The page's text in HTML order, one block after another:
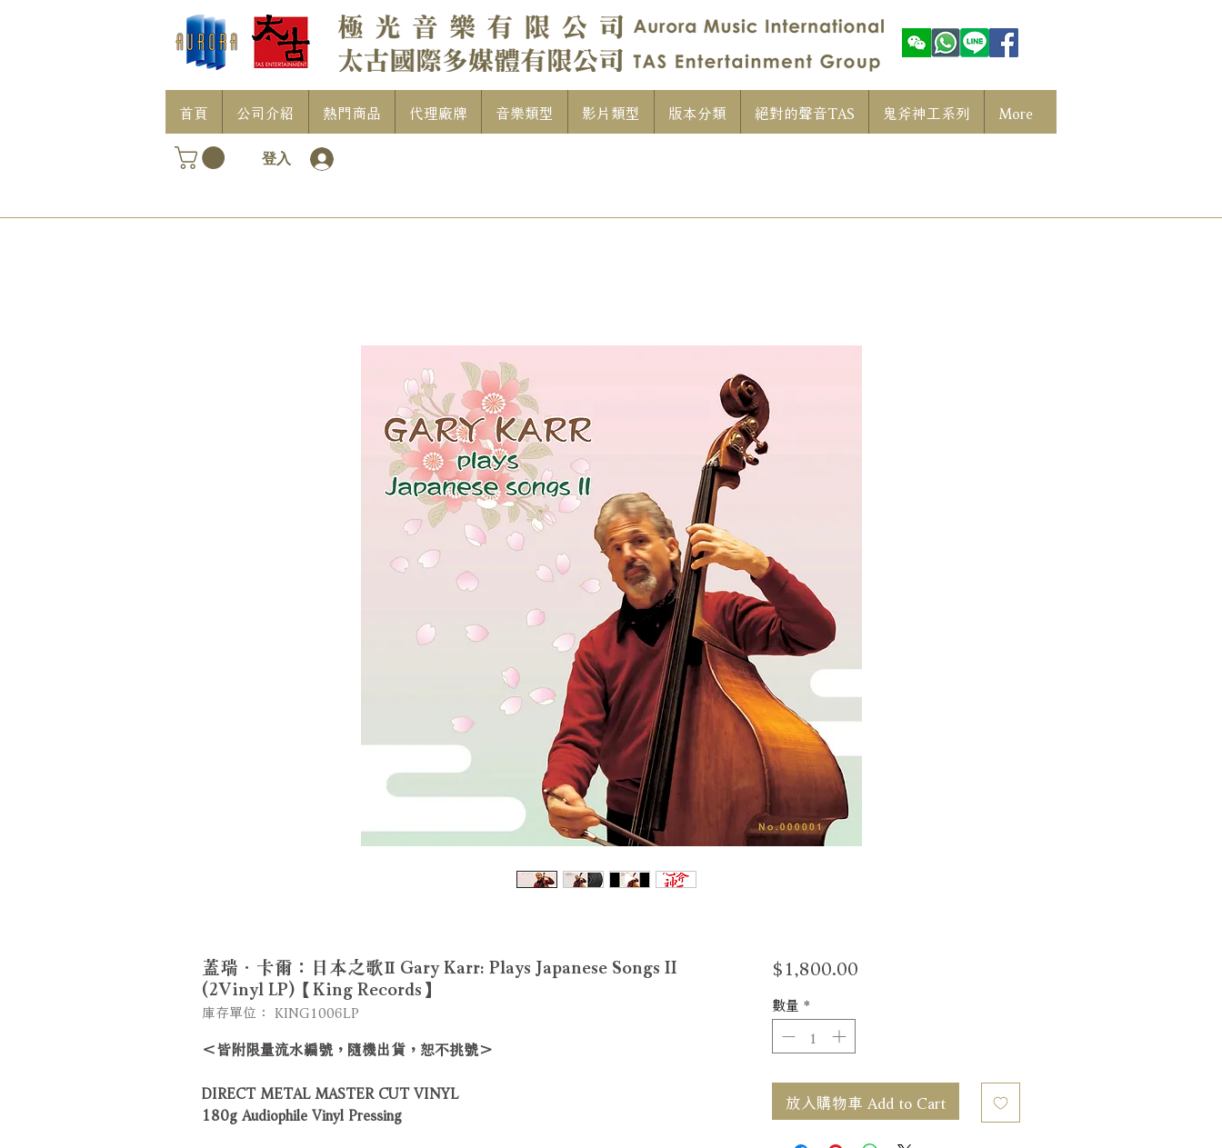
首頁 公司介紹 熱門商品 代理廠牌 音樂類型 影片類型 版本分類 絕對的聲音TAS 鬼斧神工系列 More
登入
蓋瑞．卡爾：日本之歌Ⅱ Gary Karr: Plays Japanese Songs II
(2Vinyl LP)【King Records】
庫存單位： KING1006LP
＜皆附限量流水編號，隨機出貨，恕不挑號＞
DIRECT METAL MASTER CUT VINYL
180g Audiophile Vinyl Pressing
$1,800.00價
數量 *
放入購物車 Add to Cart